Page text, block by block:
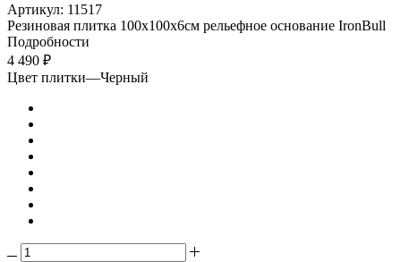
Артикул: 11517
Резиновая плитка 100х100х6см рельефное основание IronBull
Подробности
4 490 ₽
Цвет плитки—Черный